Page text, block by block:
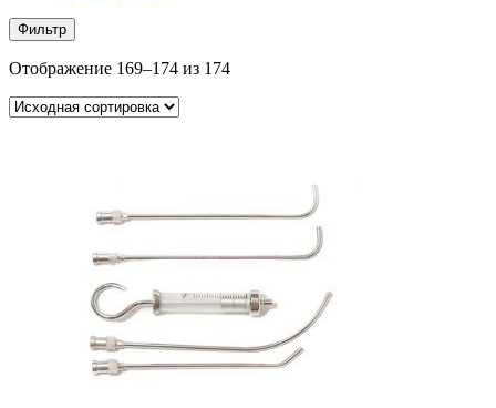
Фильтр
Отображение 169–174 из 174